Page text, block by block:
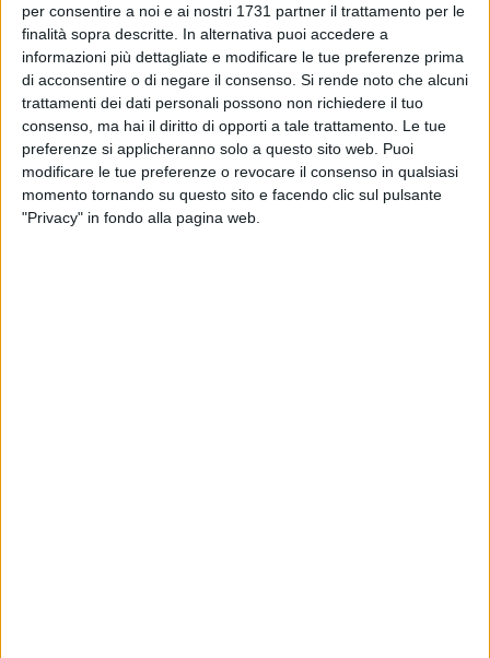
per consentire a noi e ai nostri 1731 partner il trattamento per le
finalità sopra descritte. In alternativa puoi accedere a
informazioni più dettagliate e modificare le tue preferenze prima
di acconsentire o di negare il consenso. Si rende noto che alcuni
trattamenti dei dati personali possono non richiedere il tuo
consenso, ma hai il diritto di opporti a tale trattamento. Le tue
preferenze si applicheranno solo a questo sito web. Puoi
modificare le tue preferenze o revocare il consenso in qualsiasi
momento tornando su questo sito e facendo clic sul pulsante
"Privacy" in fondo alla pagina web.
Il fatto è accaduto qualche giorno fa ed ora il Comune di
Giovinazzo dovrà nuovamente chiedere alla ditta
realizzatrice delle panchine di provvedere a ripristinare anche
questa spalliera. Ciò che più impressiona è laconsistenza
internadelle nuovissime panche in legno, belle magari a
vedersi ma probabilmente troppo fragili.
L'auspicio è che vi sia sempre la massima attenzione da
parte degli amministratori sia sul comportamento